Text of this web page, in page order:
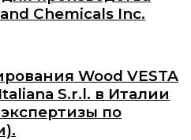
Chemicals Inc.
Wood VESTA
S.r.l. в Италии
по